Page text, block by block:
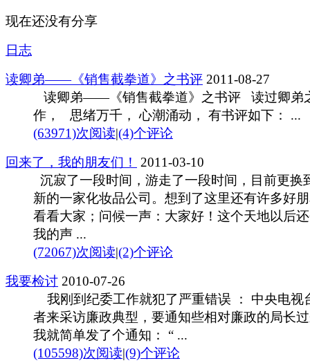
现在还没有分享
日志
读卿弟——《销售截拳道》之书评 2011-08-27
读卿弟——《销售截拳道》之书评 读过卿弟
作， 思绪万千， 心潮涌动， 有书评如下： ...
(63971)次阅读|(4)个评论
回来了，我的朋友们！
2011-03-10
沉寂了一段时间，游走了一段时间，目前更换
新的一家化妆品公司。想到了这里还有许多好
看看大家；问候一声：大家好！这个天地以后
我的声 ...
(72067)次阅读|(2)个评论
我要检讨 2010-07-26
我刚到纪委工作就犯了严重错误 ： 中央电视
者来采访廉政典型，要通知些相对廉政的局长
我就简单发了个通知： “ ...
(105598)次阅读|(9)个评论